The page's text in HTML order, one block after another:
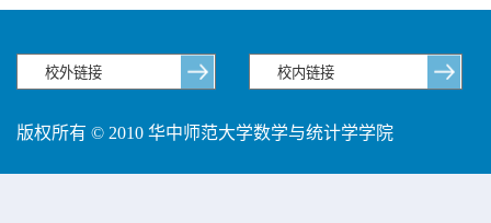
版权所有 © 2010 华中师范大学数学与统计学学院